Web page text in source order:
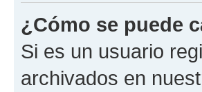
¿Cómo se puede
Si es un usuario
archivados en